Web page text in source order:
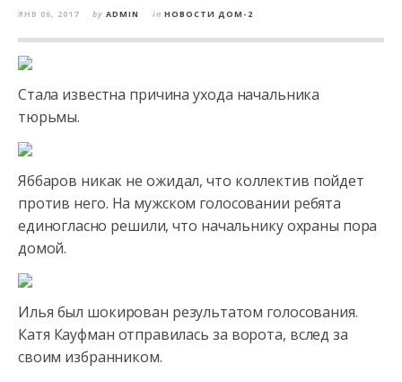
ЯНВ 06, 2017 by ADMIN in НОВОСТИ ДОМ-2
Стала известна причина ухода начальника
тюрьмы.
Яббаров никак не ожидал, что коллектив пойдет
против него. На мужском голосовании ребята
единогласно решили, что начальникуохраны пора
домой.
Илья был шокирован результатом голосования.
Катя Кауфман отправилась за ворота, вслед за
своим избранником.